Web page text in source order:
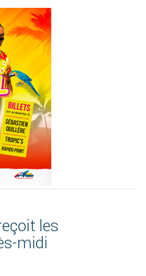
les
midi